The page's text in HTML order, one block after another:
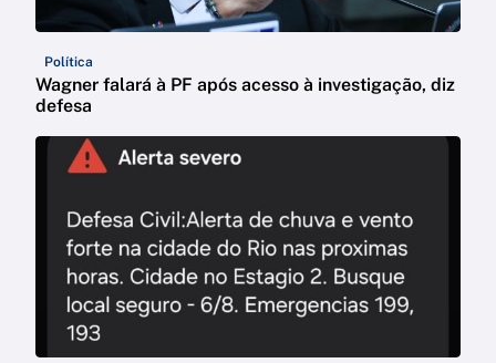
Política
Wagner falará à PF após acesso à investigação, diz
defesa